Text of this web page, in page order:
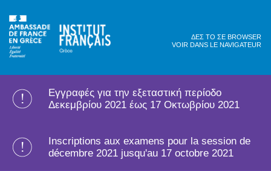
ΔΕΣ ΤΟ ΣΕ BROWSER
VOIR DANS LE NAVIGATEUR
Εγγραφές για την εξεταστική περίοδο
Δεκεμβρίου 2021 έως 17 Οκτωβρίου 2021
Inscriptions aux examens pour la session de
décembre 2021 jusqu'au 17 octobre 2021